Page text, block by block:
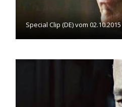
Special Clip (DE) vom 02.10.2015